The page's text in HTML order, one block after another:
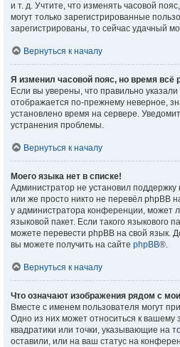
и т. д. Учтите, что изменять часовой
могут только зарегистрированные
зарегистрированы, то сейчас удачный
Вернуться к началу
Я изменил часовой пояс, но время всё
Если вы уверены, что правильно
отображается по-прежнему неверное,
установлено время на сервере.
устранения проблемы.
Вернуться к началу
Моего языка нет в списке!
Администратор не установил
или же просто никто не перевёл phpBB
у администратора конференции, может
языковой пакет. Если такого языкового
можете перевести phpBB на свой язык.
вы можете получить на сайте phpBB®.
Вернуться к началу
Что означают изображения рядом с
Вместе с именем пользователя могут
Одно из них может относиться к вашему
квадратики или точки, указывающие на
оставили, или на ваш статус на